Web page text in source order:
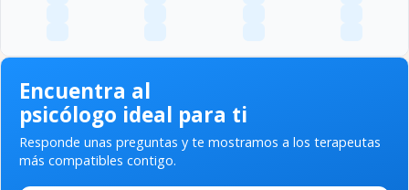
Encuentra al
psicólogo ideal para ti
Responde unas preguntas y te mostramos a los terapeutas
más compatibles contigo.